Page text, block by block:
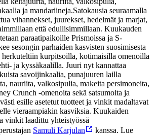
ja mandariineja.Satokausia seuraamalla
vihannekset, juurekset, hedelmät ja marjat,
että edullisimmillaan. Kuukauden
paraatipaikoille Prismoissa ja S-
sesongin parhaiden kasvisten suosimisesta
herkuteltiin kurpitsoilla, kotimaisilla omenoilla
ja kyssäkaalilla. Juuri nyt kannattaa
savoijinkaalia, punajuuren lailla
nauriita, valkosipulia, makeita persimoneita,
Crunch -omenoita sekä satsumoita ja
esille asetetut tuotteet ja vinkit madaltavat
vieraampiakin kasviksia. Kuukaiden
vinkit laadittu yhteistyössä
Samuli Karjulan
kanssa. Lue